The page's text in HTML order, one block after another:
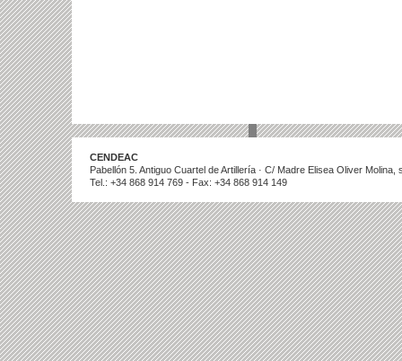
CENDEAC
Pabellón 5. Antiguo Cuartel de Artillería · C/ Madre Elisea Oliver
Tel.: +34 868 914 769 - Fax: +34 868 914 149